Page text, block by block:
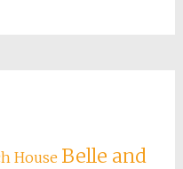
House Belle and